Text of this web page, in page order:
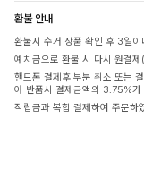
환불 안내
환불시 수거 상품 확인 후 3일
예치금으로 환불 시 다시 원결
핸드폰 결제후 부분 취소 또는
아 반품시 결제금액의 3.75%가
적립금과 복합 결제하여 주문하